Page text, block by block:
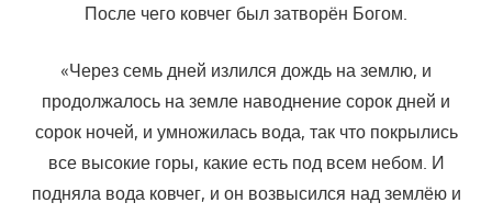
После чего ковчег был затворён Богом.
«Через семь дней излился дождь на землю, и
продолжалось на земле наводнение сорок дней и
сорок ночей, и умножилась вода, так что покрылись
все высокие горы, какие есть под всем небом. И
подняла вода ковчег, и он возвысился над землёю и